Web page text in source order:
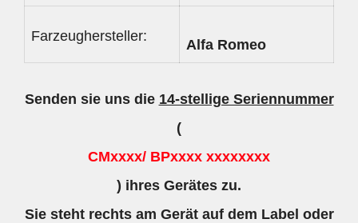
Farzeughersteller:
Alfa Romeo
Senden sie uns die 14-stellige Seriennummer
(
CMxxxx/ BPxxxx xxxxxxxx
) ihres Gerätes zu.
Sie steht rechts am Gerät auf dem Label oder